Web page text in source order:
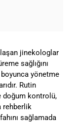
jinekologlar
sağlığını
yönetme
Rutin
doğum kontrolü,
rehberlik
sağlamada